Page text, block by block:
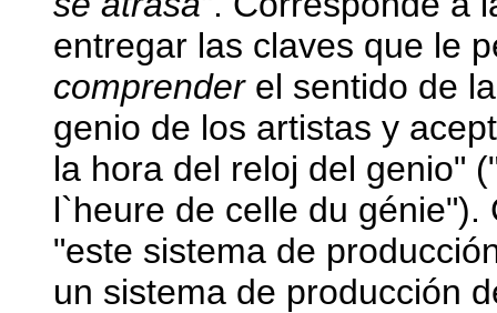
entregar las claves que le
comprenderel sentido de
genio de los artistas y
la hora del reloj del genio"
l`heure de celle du
"este sistema de
un sistema de producción